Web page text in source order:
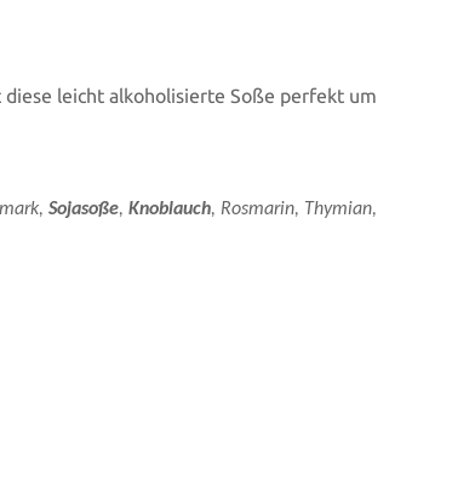
leicht alkoholisierte Soße perfekt um
Sojasoße, Knoblauch, Rosmarin, Thymian,